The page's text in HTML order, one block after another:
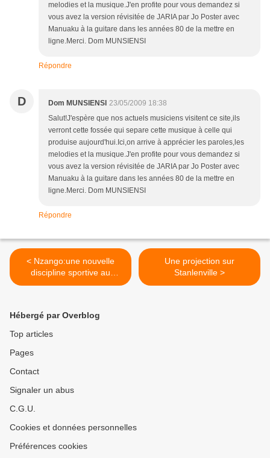
melodies et la musique.J'en profite pour vous demandez si
vous avez la version révisitée de JARIA par Jo Poster avec
Manuaku à la guitare dans les années 80 de la mettre en
ligne.Merci. Dom MUNSIENSI
Répondre
D Dom MUNSIENSI 23/05/2009 18:38
Salut!J'espère que nos actuels musiciens visitent ce site,ils
verront cette fossée qui separe cette musique à celle qui
produise aujourd'hui.Ici,on arrive à apprécier les paroles,les
melodies et la musique.J'en profite pour vous demandez si
vous avez la version révisitée de JARIA par Jo Poster avec
Manuaku à la guitare dans les années 80 de la mettre en
ligne.Merci. Dom MUNSIENSI
Répondre
< Nzango:une nouvelle
discipline sportive au
Congo!
Une projection sur
Stanlenville >
Hébergé par Overblog
Top articles
Pages
Contact
Signaler un abus
C.G.U.
Cookies et données personnelles
Préférences cookies